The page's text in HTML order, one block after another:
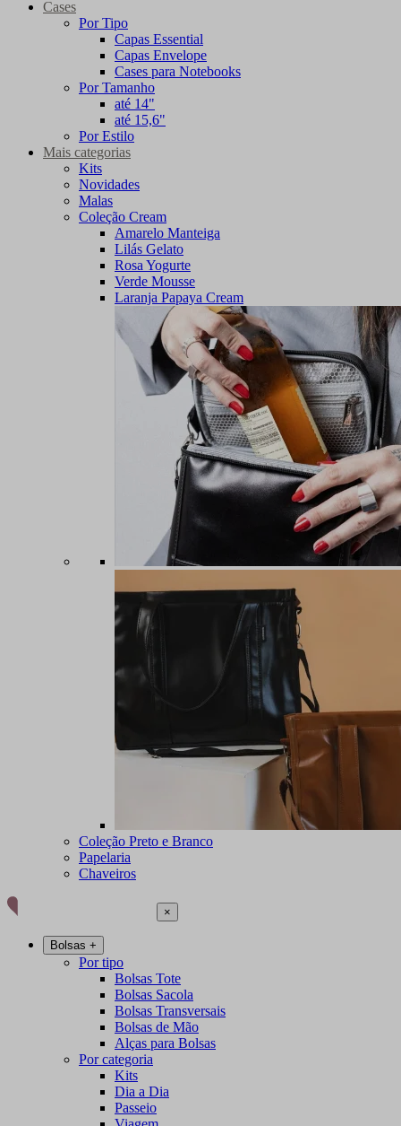
Cases
Por Tipo
Capas Essential
Capas Envelope
Cases para Notebooks
Por Tamanho
até 14"
até 15,6"
Por Estilo
Mais categorias
Kits
Novidades
Malas
Coleção Cream
Amarelo Manteiga
Lilás Gelato
Rosa Yogurte
Verde Mousse
Laranja Papaya Cream
Coleção Preto e Branco
Papelaria
Chaveiros
×
Bolsas +
Por tipo
Bolsas Tote
Bolsas Sacola
Bolsas Transversais
Bolsas de Mão
Alças para Bolsas
Por categoria
Kits
Dia a Dia
Passeio